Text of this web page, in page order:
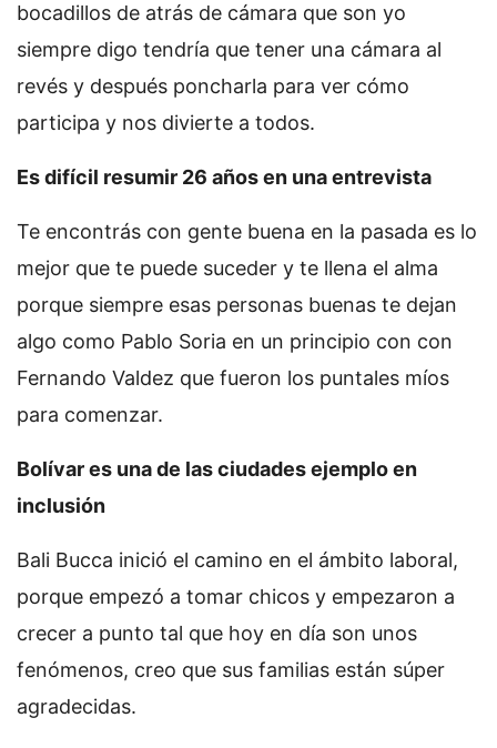
bocadillos de atrás de cámara que son yo
siempre digo tendría que tener una cámara al
revés y después poncharla para ver cómo
participa y nos divierte a todos.
Es difícil resumir 26 años en una entrevista
Te encontrás con gente buena en la pasada es lo
mejor que te puede suceder y te llena el alma
porque siempre esas personas buenas te dejan
algo como Pablo Soria en un principio con con
Fernando Valdez que fueron los puntales míos
para comenzar.
Bolívar es una de las ciudades ejemplo en
inclusión
Bali Bucca inició el camino en el ámbito laboral,
porque empezó a tomar chicos y empezaron a
crecer a punto tal que hoy en día son unos
fenómenos, creo que sus familias están súper
agradecidas.